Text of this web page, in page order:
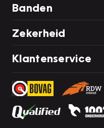
Banden
Zekerheid
Klantenservice